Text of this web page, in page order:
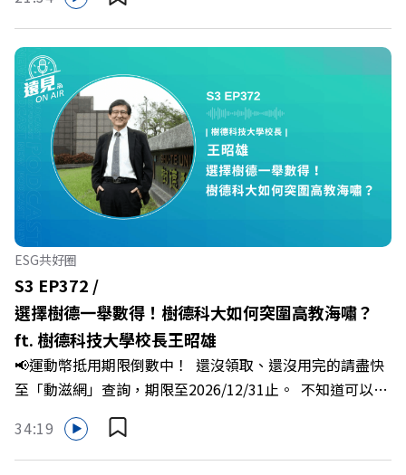
https://bit.ly/3AjBWNVYT：https://bit.ly/38jNi9k
多家合作業者任你選，馬上來找適用地點！ ➡️
https://fstry.pse.is/9epct2 —— 以上為 FMTaiwan 與
Firstory Podcast 廣告 —— 你常在職場中感到焦慮、害怕
犯錯，甚至覺得自己正遭受不友善的對待或霸凌嗎？當工作
中的人際摩擦、怕輸怕失敗的緊繃感成為日常，我們不能只
是委屈討好或一味逃避，更需要學會看透人際互動底層的
「職場冰山」。 本集《遠見 ON AIR》邀請到薩提爾模式溝
通引導師、天下文化新書《透視職場冰山》作者李崇義與謝
佳芸老師，帶你透過「冰山理論」拆解職場上的對立與衝
突，學會用「好奇」代替「批判」。即使在變動快速的AI時
代，也能幫自己打造不被成敗輕易定義的強韌自我。 🔺 職
場衝突與霸凌從何而來？🔺 如何用「冰山對話」看穿主管
焦慮，將對立化為合作？🔺 怎麼做到「好奇少一點、批判
少一點」？🔺 面對AI時代的職涯焦慮，如何把自我價值打
分權拿回手裡？ +++++📓《透視職場冰山》新書介紹
>>>https://bookzone.cwgv.com.tw/book/BWL108🎂歡
慶遠見40歲生日！手速搶下破天荒的獨家優惠
>>>https://gvmkt.pse.is/9e5pbz✨關注《遠見》更多的社
群：LINE：https://reurl.cc/A4ELQpIG：
ESG共好圈
S3 EP372 /
選擇樹德一舉數得！樹德科大如何突圍高教海嘯？
ft. 樹德科技大學校長王昭雄
📢運動幣抵用期限倒數中！ 還沒領取、還沒用完的請盡快
至「動滋網」查詢，期限至2026/12/31止。 不知道可以在
哪裡使用嗎？ 上「動滋網」【合作店家】專區，全台五千
多家合作業者任你選，馬上來找適用地點！ ➡️
https://fstry.pse.is/9epct2 —— 以上為 FMTaiwan 與
34:19